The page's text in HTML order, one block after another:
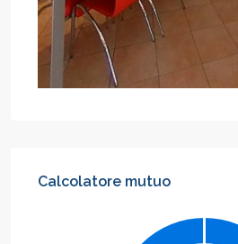
Calcolatore mutuo